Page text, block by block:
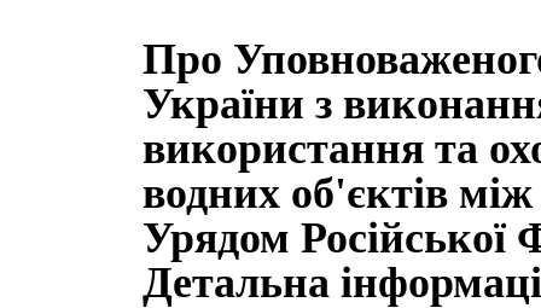
Про
України з
використання та
водних об'єктів
Урядом Російської
Детальна